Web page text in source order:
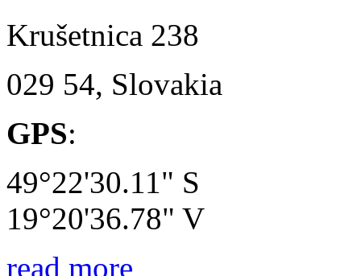
Krušetnica 238
029 54, Slovakia
GPS:
49°22'30.11" S
19°20'36.78" V
read more